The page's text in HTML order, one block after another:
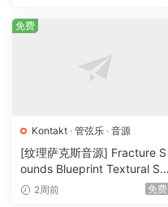
Kontakt · 管弦乐 · 音源
[纹理萨克斯音源] Fracture S
ounds Blueprint Textural Sa
x (Woodwind Experiments)
2周前 免费
免费